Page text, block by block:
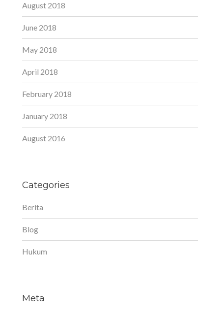
August 2018
June 2018
May 2018
April 2018
February 2018
January 2018
August 2016
Categories
Berita
Blog
Hukum
Meta